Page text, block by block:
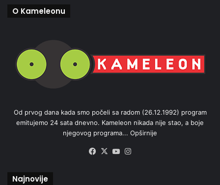
O Kameleonu
Od prvog dana kada smo počeli sa radom (26.12.1992) program
emitujemo 24 sata dnevno. Kameleon nikada nije stao, a boje
njegovog programa... Opširnije
Facebook
X YouTube
Najnovije